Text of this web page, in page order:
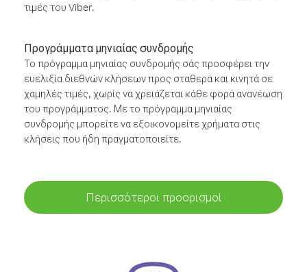
τιμές του Viber.
Προγράμματα μηνιαίας συνδρομής
Το πρόγραμμα μηνιαίας συνδρομής σάς προσφέρει την
ευελιξία διεθνών κλήσεων προς σταθερά και κινητά σε
χαμηλές τιμές, χωρίς να χρειάζεται κάθε φορά ανανέωση
του προγράμματος. Με το πρόγραμμα μηνιαίας
συνδρομής μπορείτε να εξοικονομείτε χρήματα στις
κλήσεις που ήδη πραγματοποιείτε.
Περισσότεροι προορισμοί